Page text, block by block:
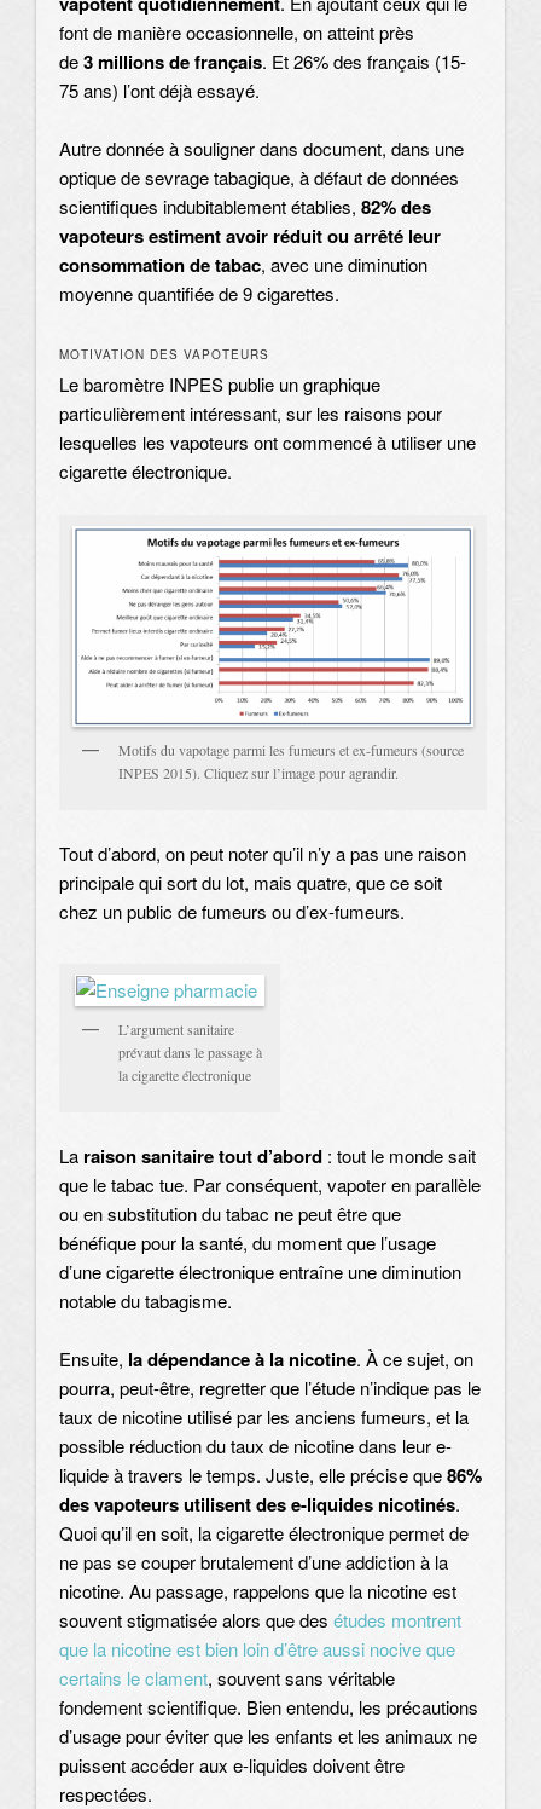
font de manière occasionnelle, on atteint près
de3 millions de français. Et 26% des français (15-
75 ans) l’ont déjà essayé.
Autre donnée à souligner dans document, dans une
optique de sevrage tabagique, à défaut de données
scientifiques indubitablement établies, 82% des
vapoteurs estiment avoir réduit ou arrêté leur
consommation de tabac, avec une diminution
moyenne quantifiée de 9 cigarettes.
MOTIVATION DES VAPOTEURS
Le baromètre INPES publie un graphique
particulièrement intéressant, sur les raisons pour
lesquelles les vapoteurs ont commencé à utiliser une
cigarette électronique.
Motifs du vapotage parmi les fumeurs et ex-fumeurs (source
INPES 2015). Cliquez sur l’image pour agrandir.
Tout d’abord, on peut noter qu’il n’y a pas une raison
principale qui sort du lot, mais quatre, que ce soit
chez un public de fumeurs ou d’ex-fumeurs.
L’argument sanitaire
prévaut dans le passage à
la cigarette électronique
La raison sanitaire tout d’abord : tout le monde sait
que le tabac tue. Par conséquent, vapoter en parallèle
ou en substitution du tabac ne peut être que
bénéfique pour la santé, du moment que l’usage
d’une cigarette électronique entraîne une diminution
notable du tabagisme.
Ensuite, la dépendance à la nicotine. À ce sujet, on
pourra, peut-être, regretter que l’étude n’indique pas le
taux de nicotine utilisé par les anciens fumeurs, et la
possible réduction du taux de nicotine dans leur e-
liquide à travers le temps. Juste, elle précise que86%
des vapoteurs utilisent des e-liquides nicotinés.
Quoi qu’il en soit, la cigarette électronique permet de
ne pas se couper brutalement d’une addiction à la
nicotine. Au passage, rappelons que la nicotine est
souvent stigmatisée alors que des études montrent
que la nicotine est bien loin d’être aussi nocive que
certains le clament, souvent sans véritable
fondement scientifique. Bien entendu, les précautions
d’usage pour éviter que les enfants et les animaux ne
puissent accéder aux e-liquides doivent être
respectées.